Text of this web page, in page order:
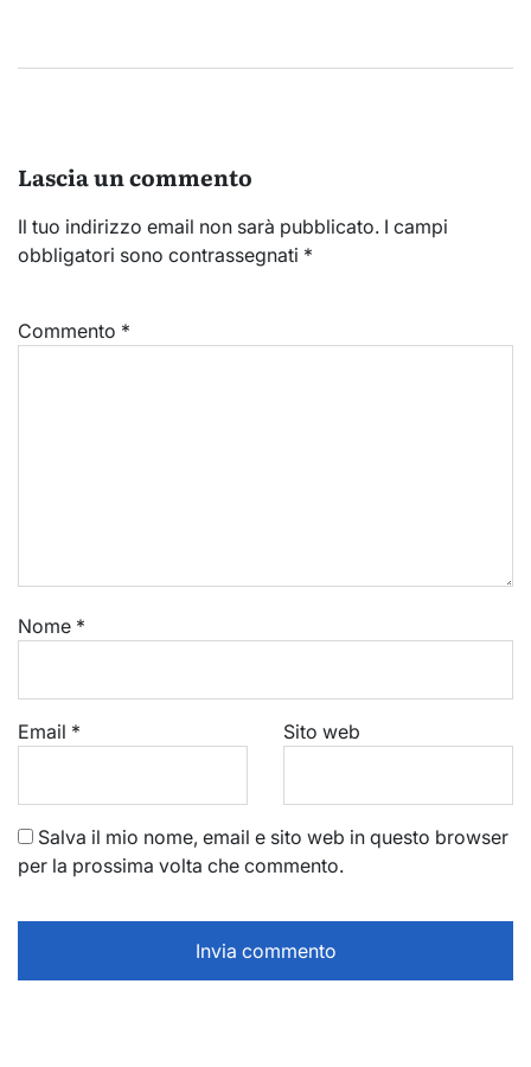
Lascia un commento
Il tuo indirizzo email non sarà pubblicato. I campi
obbligatori sono contrassegnati *
Commento *
Nome *
Email * Sito web
Salva il mio nome, email e sito web in questo browser
per la prossima volta che commento.